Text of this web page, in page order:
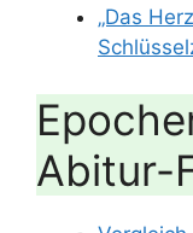
„Das
Abitur-